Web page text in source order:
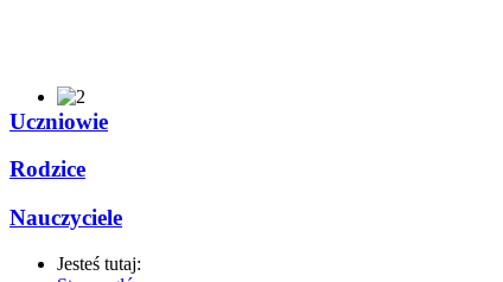
Uczniowie
Rodzice
Nauczyciele
Jesteś tutaj: